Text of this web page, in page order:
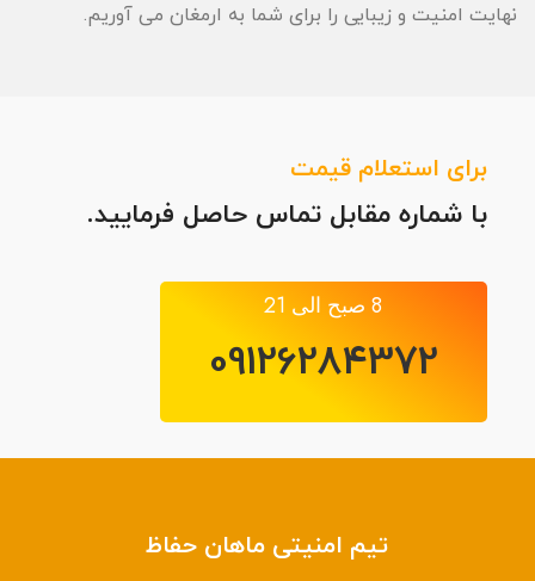
نهایت امنیت و زیبایی را برای شما به ارمغان می آوریم.
برای استعلام قیمت
با شماره مقابل تماس حاصل فرمایید.
8 صبح الی 21
09126284372
تیم امنیتی ماهان حفاظ